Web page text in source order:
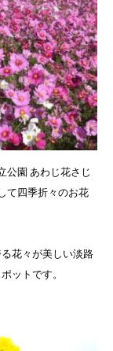
公園 あわじ花さじ
て四季折々のお花
花々が美しい淡路
ットです。